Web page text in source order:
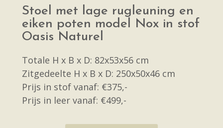
Stoel met lage rugleuning en
eiken poten model Nox in stof
Oasis Naturel
Totale H x B x D: 82x53x56 cm
Zitgedeelte H x B x D: 250x50x46 cm
Prijs in stof vanaf: €375,-
Prijs in leer vanaf: €499,-